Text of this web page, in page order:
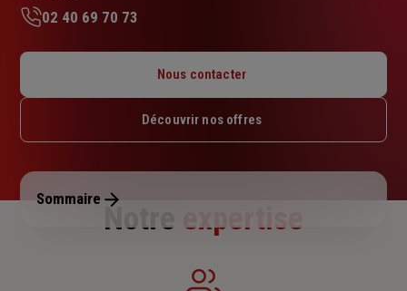
5
étoiles
Mardi : 09h – 12h / 14h – 18h
Jeudi : 09h – 12h / 14h – 18h
Dimanche : Fermé
02 40 69 70 73
Nous contacter
Découvrir nos offres
Sommaire
Notre expertise